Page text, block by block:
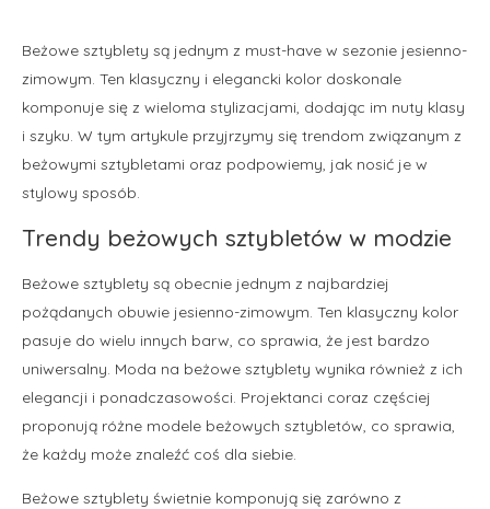
Beżowe sztyblety są jednym z must-have w sezonie jesienno-
zimowym. Ten klasyczny i elegancki kolor doskonale
komponuje się z wieloma stylizacjami, dodając im nuty klasy
i szyku. W tym artykule przyjrzymy się trendom związanym z
beżowymi sztybletami oraz podpowiemy, jak nosić je w
stylowy sposób.
Trendy beżowych sztybletów w modzie
Beżowe sztyblety są obecnie jednym z najbardziej
pożądanych obuwie jesienno-zimowym. Ten klasyczny kolor
pasuje do wielu innych barw, co sprawia, że jest bardzo
uniwersalny. Moda na beżowe sztyblety wynika również z ich
elegancji i ponadczasowości. Projektanci coraz częściej
proponują różne modele beżowych sztybletów, co sprawia,
że każdy może znaleźć coś dla siebie.
Beżowe sztyblety świetnie komponują się zarówno z